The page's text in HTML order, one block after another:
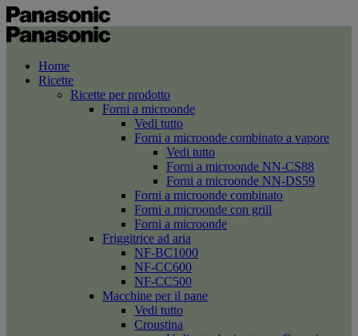
Home
Ricette
Ricette per prodotto
Forni a microonde
Vedi tutto
Forni a microonde combinato a vapore
Vedi tutto
Forni a microonde NN-CS88
Forni a microonde NN-DS59
Forni a microonde combinato
Forni a microonde con grill
Forni a microonde
Friggitrice ad aria
NF-BC1000
NF-CC600
NF-CC500
Macchine per il pane
Vedi tutto
Croustina